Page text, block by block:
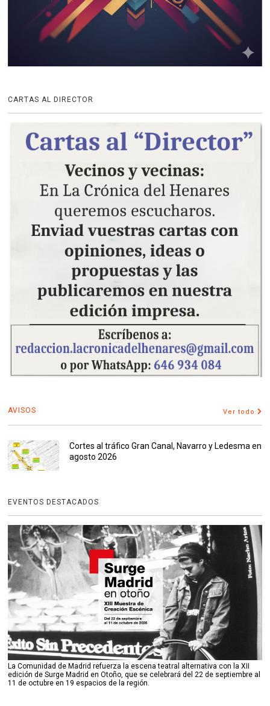
CARTAS AL DIRECTOR
AVISOS Ver todo
Cortes al tráfico Gran Canal, Navarro y Ledesma en
agosto 2026
EVENTOS DESTACADOS
La Comunidad de Madrid refuerza la escena teatral alternativa con la XII
edición de Surge Madrid en Otoño, que se celebrará del 22 de septiembre al
11 de octubre en 19 espacios de la región.